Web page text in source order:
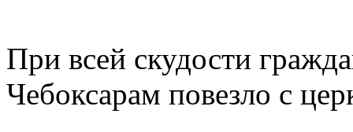
При всей скудости
Чебоксарам повезло с